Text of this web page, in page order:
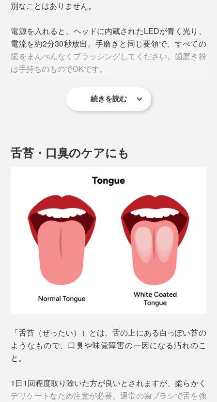
を崩し、直流電流で歯垢を歯の表面から浮かせるとい
この超微細電流は、体内を流れる「生体電流」と同じレ
ベルの極めて弱い電流で、振動や刺激はナシ。電気分解
が起きないため、有害物質は発生せず。人体に害がない
ことが実証され、FDA
（※） 認証済みです。
※FDA認証とは、日米両国における薬機法や食品衛生法に違反しておらず、適正な
商品である証明となるもの。
画期的なのは、毛先が届きにくい場所の歯垢にもアタッ
クできること。ブラシから半径1cmの範囲に電流が伝わ
るため、スキマや境目、凹みなどの磨き残しが軽減。
別なことはありません。
電源を入れると、ヘッドに内蔵されたLEDが青く光り、
電流を約2分30秒放出。手磨きと同じ要領で、すべての
歯をまんべんなくブラッシングしてください。歯磨き粉
は手持ちのものでOKです。
他の電動歯ブラシのように振動しないため、ついゴシゴ
シ磨きたくなりますが、できるだけ力を入れず、優しい
ブラッシングを心がけてください。
に行き渡るか不安になるかもしれませんが、大丈夫。ブ
ラシの毛が細く長いので、よくしなり、奥歯や歯のスキ
マにも問題なく届きます。
続きを読む
舌苔・口臭のケアにも
「舌苔（ぜったい））とは、舌の上にある白っぽい苔の
ようなもので、口臭や味覚障害の一因になる汚れのこ
と。
1日1回程度取り除いた方が良いとされますが、柔らかく
デリケートなため注意が必要。通常の歯ブラシで舌を強